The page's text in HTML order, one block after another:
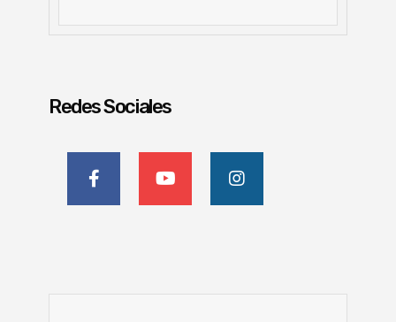
Redes Sociales